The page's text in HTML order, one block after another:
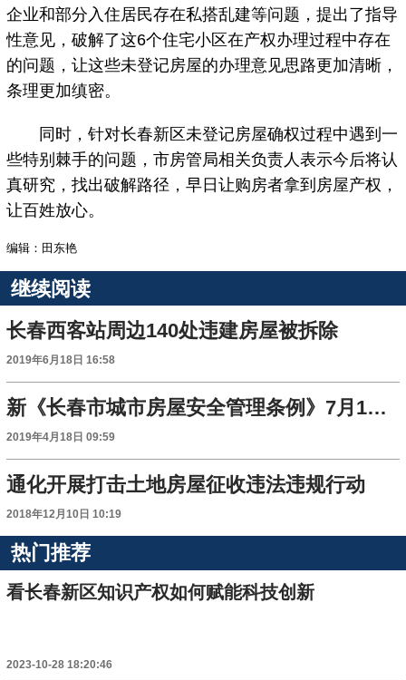
企业和部分入住居民存在私搭乱建等问题，提出了指导
性意见，破解了这6个住宅小区在产权办理过程中存在
的问题，让这些未登记房屋的办理意见思路更加清晰，
条理更加缜密。
同时，针对长春新区未登记房屋确权过程中遇到一
些特别棘手的问题，市房管局相关负责人表示今后将认
真研究，找出破解路径，早日让购房者拿到房屋产权，
让百姓放心。
编辑：田东艳
继续阅读
长春西客站周边140处违建房屋被拆除
2019年6月18日 16:58
新《长春市城市房屋安全管理条例》7月1日起施行
2019年4月18日 09:59
通化开展打击土地房屋征收违法违规行动
2018年12月10日 10:19
热门推荐
看长春新区知识产权如何赋能科技创新
2023-10-28 18:20:46